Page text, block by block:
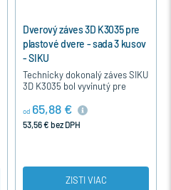
Dverový záves 3D K3035 pre
plastové dvere - sada 3 kusov
- SIKU
Technicky dokonalý záves SIKU
3D K3035 bol vyvinutý pre
výškou naliehavky 15-19 mm.
Záves je nastaviteľný a jeho…
od 65,88 €
53,56 € bez DPH
ZISTI VIAC